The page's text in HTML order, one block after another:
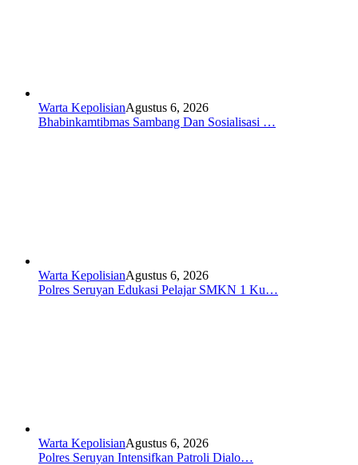
Warta KepolisianAgustus 6, 2026
Bhabinkamtibmas Sambang Dan Sosialisasi …
Warta KepolisianAgustus 6, 2026
Polres Seruyan Edukasi Pelajar SMKN 1 Ku…
Warta KepolisianAgustus 6, 2026
Polres Seruyan Intensifkan Patroli Dialo…